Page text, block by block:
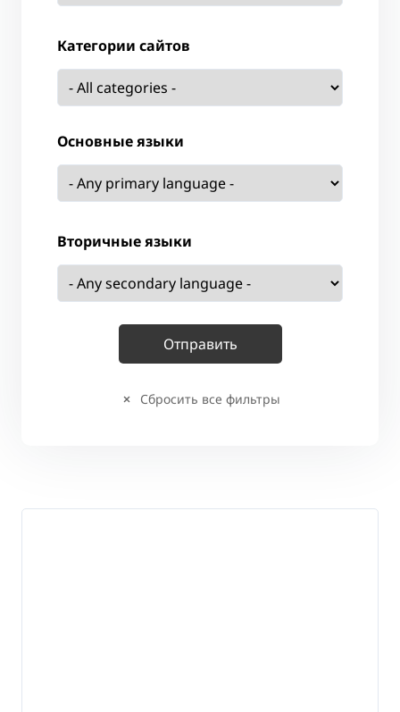
Категории сайтов
Основные языки
Вторичные языки
Сбросить все фильтры